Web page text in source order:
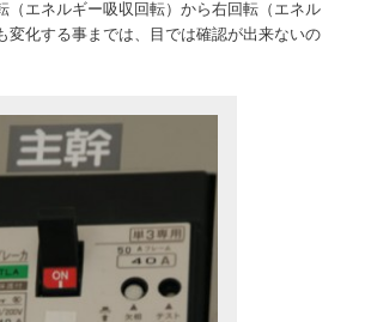
（エネルギー吸収回転）から右回転（エネル
変化する事までは、目では確認が出来ないの